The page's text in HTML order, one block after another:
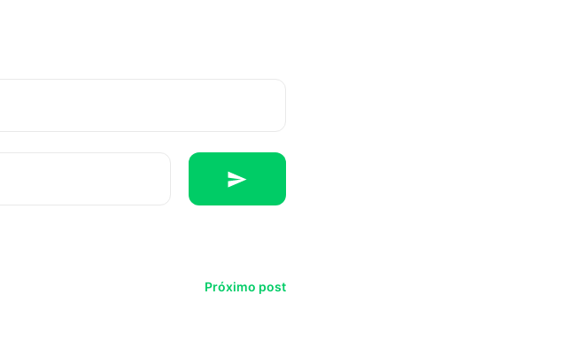
Próximo post